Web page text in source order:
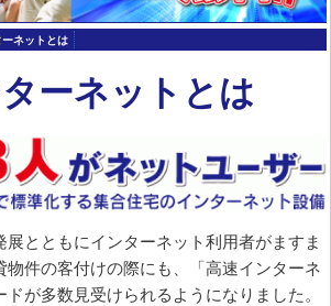
ネットとは
ーネットとは
とともにインターネット利用者がますま
件の客付けの際にも、「高速インターネ
が多数見受けられるようになりました。